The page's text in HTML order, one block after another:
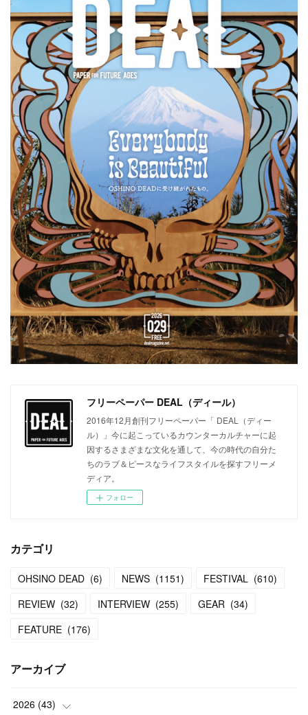
フリーペーパー DEAL（ディール）
2016年12月創刊フリーペーパー「 DEAL（ディー
ル）」今に起こっているカウンターカルチャーに起
因するさまざまな文化を通して、今の時代の自分た
ちのラブ＆ピースなライフスタイルを探すフリーメ
ディア。
フォロー
カテゴリ
OHSINO DEAD (6) NEWS (1151) FESTIVAL (610)
REVIEW (32) INTERVIEW (255) GEAR (34)
FEATURE (176)
アーカイブ
2026 (43)